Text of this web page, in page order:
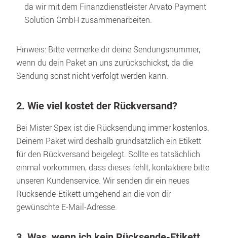
da wir mit dem Finanzdienstleister Arvato Payment
Solution GmbH zusammenarbeiten.
Hinweis: Bitte vermerke dir deine Sendungsnummer,
wenn du dein Paket an uns zurückschickst, da die
Sendung sonst nicht verfolgt werden kann.
2. Wie viel kostet der Rückversand?
Bei Mister Spex ist die Rücksendung immer kostenlos.
Deinem Paket wird deshalb grundsätzlich ein Etikett
für den Rückversand beigelegt. Sollte es tatsächlich
einmal vorkommen, dass dieses fehlt, kontaktiere bitte
unseren Kundenservice. Wir senden dir ein neues
Rücksende-Etikett umgehend an die von dir
gewünschte E-Mail-Adresse.